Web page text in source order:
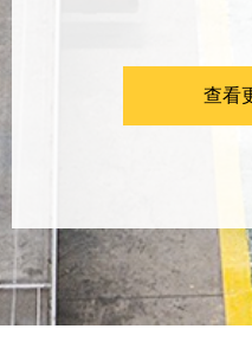
查看